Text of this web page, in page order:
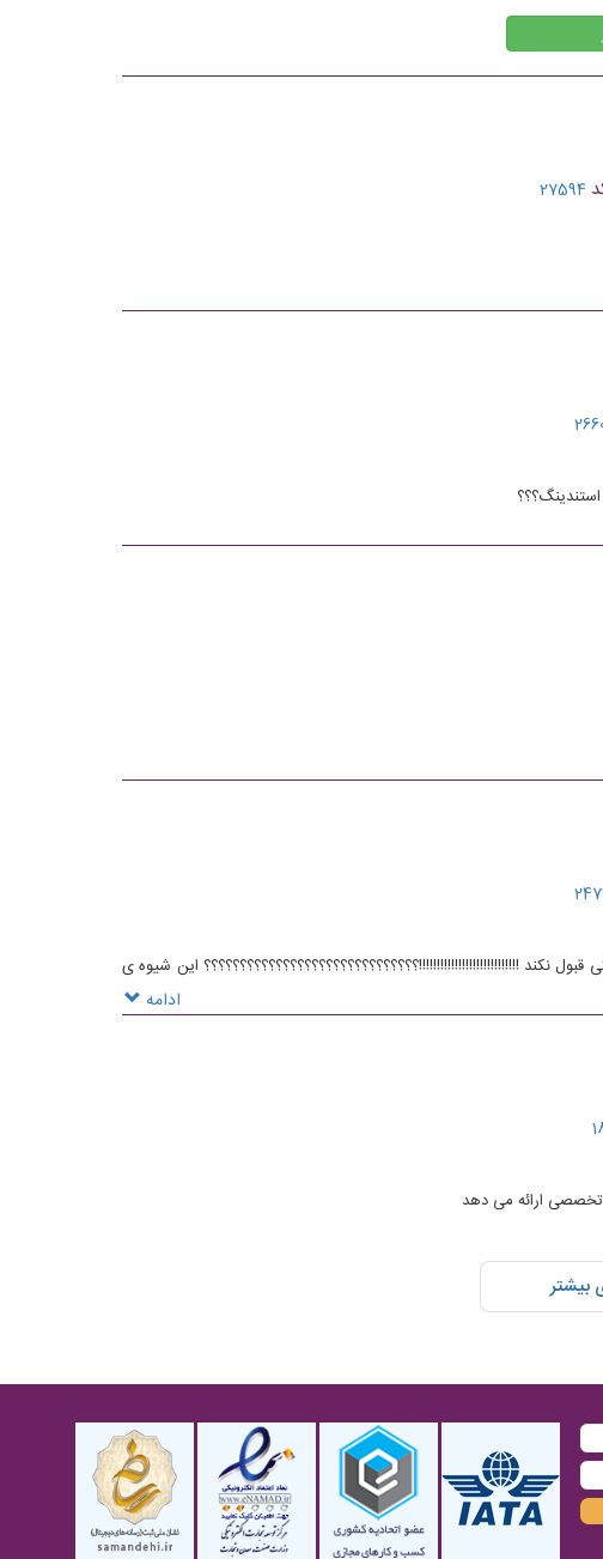
27594
نکند !!!!!!!!!!!!!!!!!!!!!!!!!!!!؟؟؟؟؟؟؟؟؟؟؟؟؟؟؟؟؟؟؟؟؟؟؟؟؟؟؟؟؟؟ این شیوه ی
ها نسخه رو به صورت الکترونیکی تجویز میکنن ، چطور ممکنه بگن ما نسخه
ادامه
تخصصی ارائه می دهد
بیشتر